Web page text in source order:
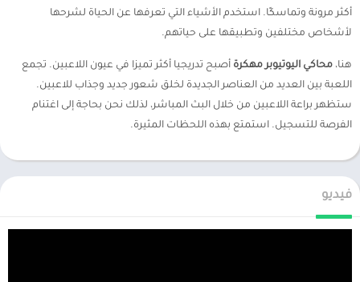
أكثر مرونة وتماسكًا. استخدم الأشياء التي تعرفها عن الحياة لشرحها
لأشخاص مختلفين وتطبيقها على حياتهم.
هنا، محاكي اليوتيوبر مهكرة أصبح تدريجيا أكثر تميزا في عيون اللاعبين. تجمع
اللعبة بين العديد من العناصر الجديدة لخلق شعور جديد وجذاب للاعبين.
ستظهر براعة اللاعبين من خلال البث المباشر، لذلك نحن بحاجة إلى اغتنام
الفرصة للتسجيل. استمتع بهذه اللحظات المثيرة.
فيديو